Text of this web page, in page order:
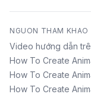
NGUON THAM KHAO
Video hướng dẫn
How To Create
How To Create
How To Create